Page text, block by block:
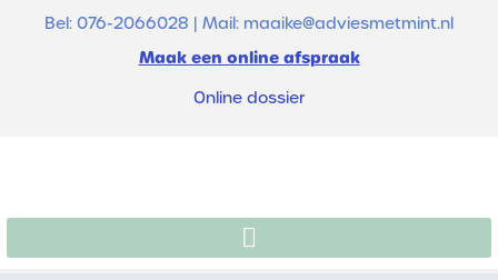
Bel: 076-2066028 | Mail: maaike@adviesmetmint.nl
Maak een online afspraak
Online dossier